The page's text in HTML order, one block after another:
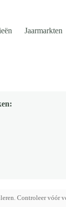
Jaarmarkten
Controleer vóór